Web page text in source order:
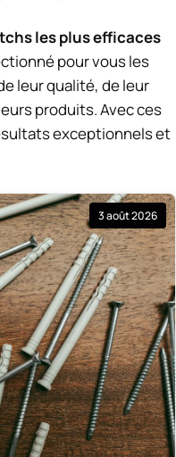
les plus efficaces
pour vous les
leur qualité, de leur
produits. Avec ces
exceptionnels et
3 août 2026